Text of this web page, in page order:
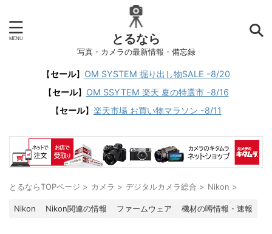
とるなら
写真・カメラの最新情報・備忘録
【セール】 OM SYSTEM 掘り出し物SALE -8/20
【セール】 OM SSYTEM 楽天 夏の特選市 -8/16
【セール】 楽天市場 お買い物マラソン -8/11
とるならTOPページ > カメラ > デジタルカメラ総合 > Nikon >
Nikon Nikon関連の情報 ファームウェア 機材の噂情報・速報